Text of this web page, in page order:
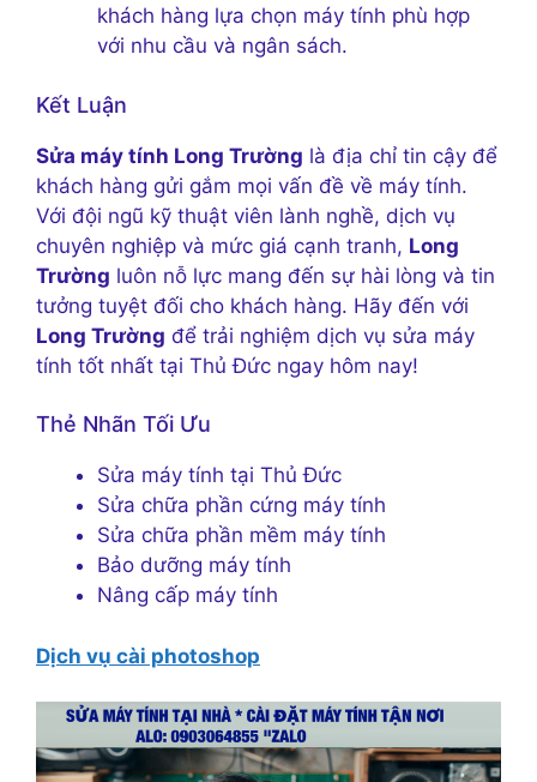
khách hàng lựa chọn máy tính phù hợp
với nhu cầu và ngân sách.
Kết Luận
Sửa máy tính Long Trường là địa chỉ tin cậy để
khách hàng gửi gắm mọi vấn đề về máy tính.
Với đội ngũ kỹ thuật viên lành nghề, dịch vụ
chuyên nghiệp và mức giá cạnh tranh, Long
Trường luôn nỗ lực mang đến sự hài lòng và tin
tưởng tuyệt đối cho khách hàng. Hãy đến với
Long Trường để trải nghiệm dịch vụ sửa máy
tính tốt nhất tại Thủ Đức ngay hôm nay!
Thẻ Nhãn Tối Ưu
Sửa máy tính tại Thủ Đức
Sửa chữa phần cứng máy tính
Sửa chữa phần mềm máy tính
Bảo dưỡng máy tính
Nâng cấp máy tính
Dịch vụ cài photoshop